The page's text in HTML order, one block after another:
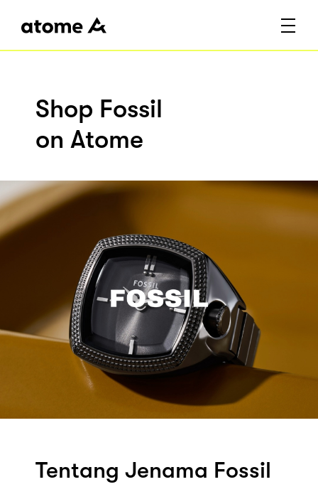
Shop Fossil
on Atome
Tentang Jenama Fossil